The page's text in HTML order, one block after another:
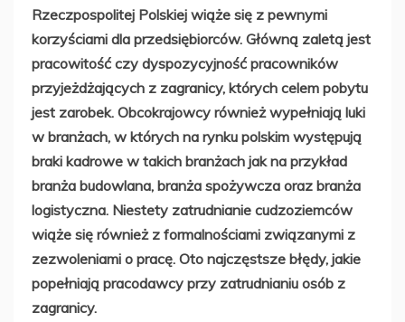
Rzeczpospolitej Polskiej wiąże się z pewnymi
korzyściami dla przedsiębiorców. Główną zaletą jest
pracowitość czy dyspozycyjność pracowników
przyjeżdżających z zagranicy, których celem pobytu
jest zarobek. Obcokrajowcy również wypełniają luki
w branżach, w których na rynku polskim występują
braki kadrowe w takich branżach jak na przykład
branża budowlana, branża spożywcza oraz branża
logistyczna. Niestety zatrudnianie cudzoziemców
wiąże się również z formalnościami związanymi z
zezwoleniami o pracę. Oto najczęstsze błędy, jakie
popełniają pracodawcy przy zatrudnianiu osób z
zagranicy.